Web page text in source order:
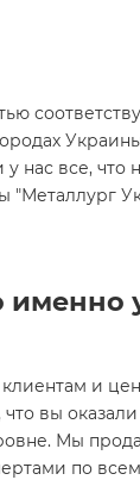
нас все, что
именно
и
вы
Мы
по